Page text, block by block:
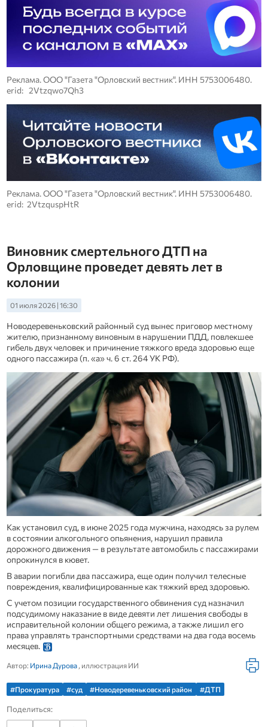
Реклама. ООО "Газета "Орловский вестник". ИНН 5753006480.
erid: 2Vtzqwo7Qh3
Реклама. ООО "Газета "Орловский вестник". ИНН 5753006480.
erid: 2VtzquspHtR
Виновник смертельного ДТП на
Орловщине проведет девять лет в
колонии
01 июля 2026 | 16:30
Новодеревеньковский районный суд вынес приговор местному
жителю, признанному виновным в нарушении ПДД, повлекшее
гибель двух человек и причинение тяжкого вреда здоровью еще
одного пассажира (п. «а» ч. 6 ст. 264 УК РФ).
Как установил суд, в июне 2025 года мужчина, находясь за рулем
в состоянии алкогольного опьянения, нарушил правила
дорожного движения — в результате автомобиль с пассажирами
опрокинулся в кювет.
В аварии погибли два пассажира, еще один получил телесные
повреждения, квалифицированные как тяжкий вред здоровью.
С учетом позиции государственного обвинения суд назначил
подсудимому наказание в виде девяти лет лишения свободы в
исправительной колонии общего режима, а также лишил его
права управлять транспортными средствами на два года восемь
месяцев.
Автор: Ирина Дурова, иллюстрация ИИ
#Прокуратура #суд #Новодеревеньковский район #ДТП
Поделиться: